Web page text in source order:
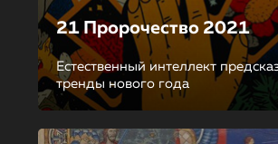
21 Пророчество 2021
Естественный интеллект
тренды нового года